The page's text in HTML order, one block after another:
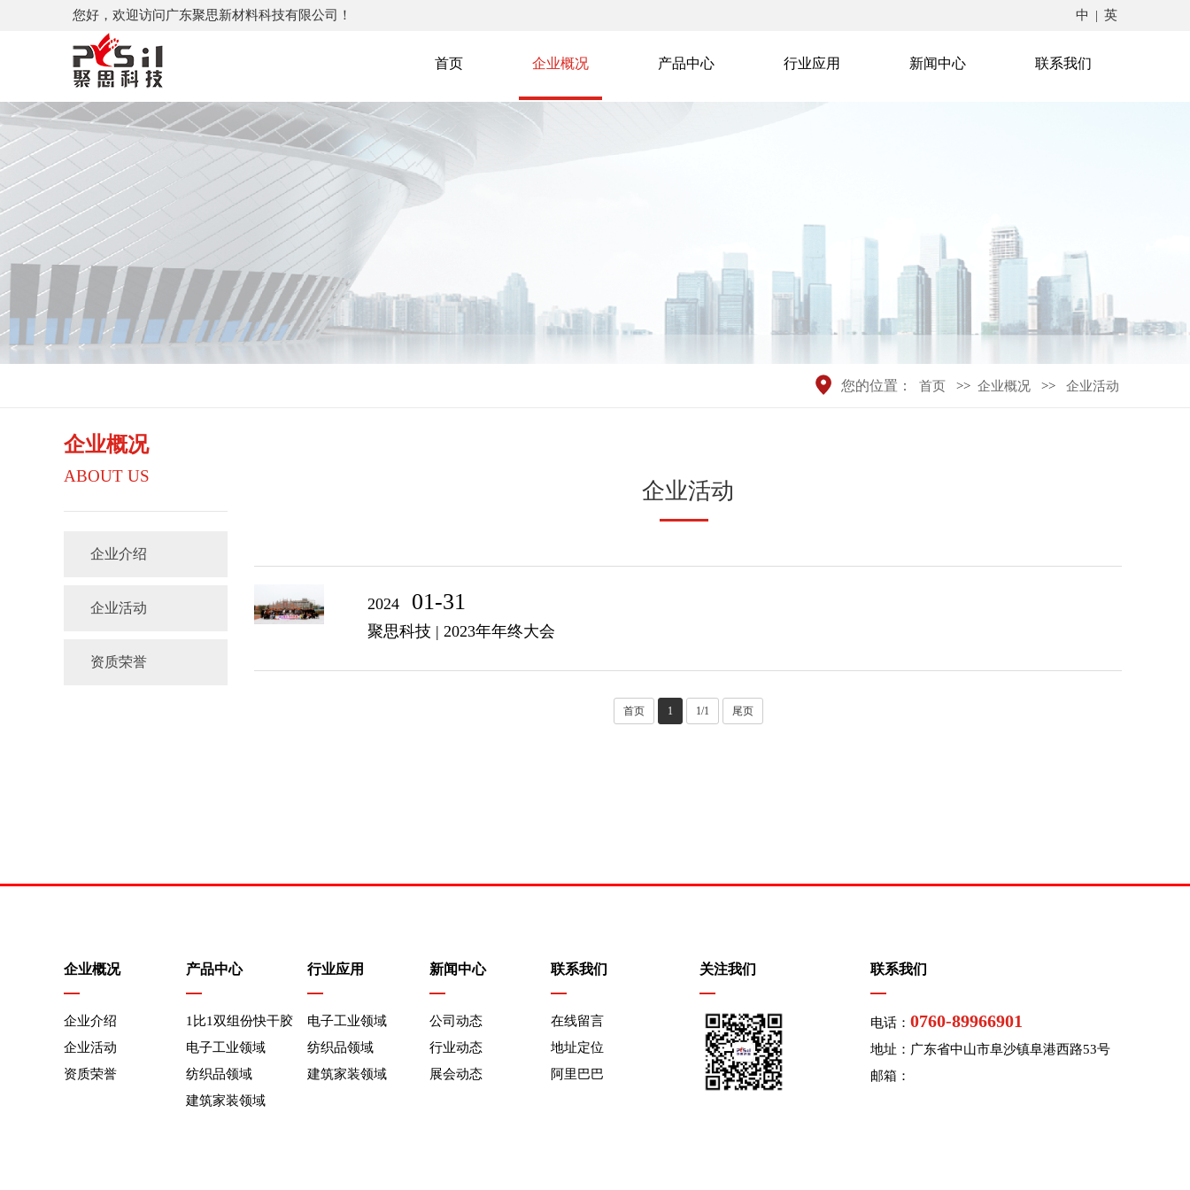
您好，欢迎访问广东聚思新材料科技有限公司！ 中 | 英
首页 企业概况 产品中心 行业应用 新闻中心 联系我们
您的位置： 首页 >> 企业概况 >> 企业活动
企业概况
ABOUT US
企业介绍
企业活动
资质荣誉
企业活动
2024 01-31
聚思科技 | 2023年年终大会
首页 1 1/1 尾页
企业概况
企业介绍
企业活动
资质荣誉
产品中心
1比1双组份快干胶
电子工业领域
纺织品领域
建筑家装领域
行业应用
电子工业领域
纺织品领域
建筑家装领域
新闻中心
公司动态
行业动态
展会动态
联系我们
在线留言
地址定位
阿⾥巴巴
关注我们 联系我们
电话： 0760-89966901
地址：广东省中山市阜沙镇阜港西路53号
邮箱：